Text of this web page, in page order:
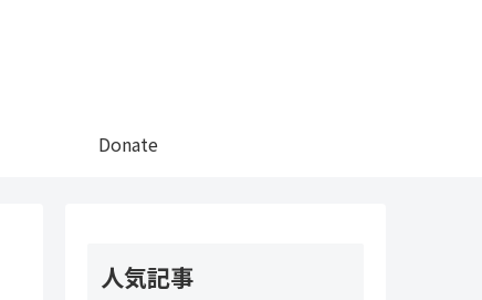
Donate
人気記事